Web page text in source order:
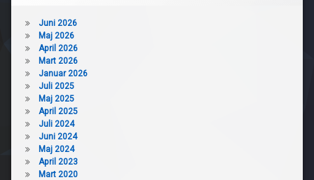
Juni 2026
Maj 2026
April 2026
Mart 2026
Januar 2026
Juli 2025
Maj 2025
April 2025
Juli 2024
Juni 2024
Maj 2024
April 2023
Mart 2020